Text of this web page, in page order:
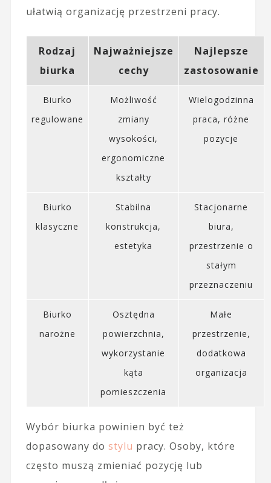
ułatwią organizację przestrzeni pracy.
Rodzaj
biurka
Najważniejsze
cechy
Najlepsze
zastosowanie
Biurko
regulowane
Możliwość
zmiany
wysokości,
ergonomiczne
kształty
Wielogodzinna
praca, różne
pozycje
Biurko
klasyczne
Stabilna
konstrukcja,
estetyka
Stacjonarne
biura,
przestrzenie o
stałym
przeznaczeniu
Biurko
narożne
Osztędna
powierzchnia,
wykorzystanie
kąta
pomieszczenia
Małe
przestrzenie,
dodatkowa
organizacja
Wybór biurka powinien być też
dopasowany do stylu pracy. Osoby, które
często muszą zmieniać pozycję lub